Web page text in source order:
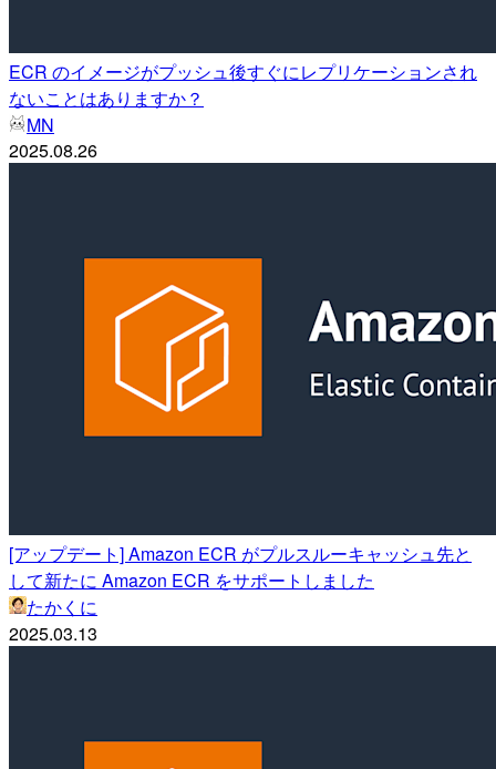
ECR のイメージがプッシュ後すぐにレプリケーションされ
ないことはありますか？
MN
2025.08.26
[アップデート] Amazon ECR がプルスルーキャッシュ先と
して新たに Amazon ECR をサポートしました
たかくに
2025.03.13